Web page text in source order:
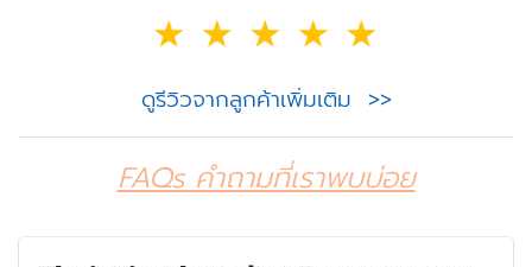
ดูรีวิวจากลูกค้าเพิ่มเติม >>
FAQs คำถามที่เราพบบ่อย